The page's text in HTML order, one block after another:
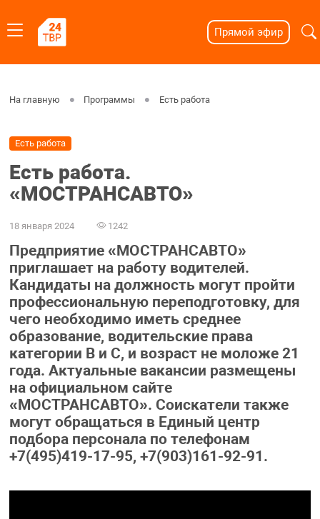
Прямой эфир
На главную Программы Есть работа
Есть работа
Есть работа.
«МОСТРАНСАВТО»
18 января 2024 1242
Предприятие «МОСТРАНСАВТО»
приглашает на работу водителей.
Кандидаты на должность могут пройти
профессиональную переподготовку, для
чего необходимо иметь среднее
образование, водительские права
категории В и С, и возраст не моложе 21
года. Актуальные вакансии размещены
на официальном сайте
«МОСТРАНСАВТО». Соискатели также
могут обращаться в Единый центр
подбора персонала по телефонам
+7(495)419-17-95, +7(903)161-92-91.